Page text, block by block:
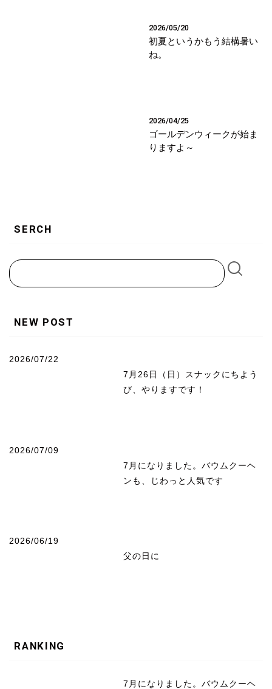
2026/05/20
初夏というかもう結構暑い
ね。
2026/04/25
ゴールデンウィークが始ま
りますよ～
SERCH
NEW POST
2026/07/22
7月26日（日）スナックにちよう
び、やりますです！
2026/07/09
7月になりました。バウムクーヘ
ンも、じわっと人気です
2026/06/19
父の日に
RANKING
7月になりました。バウムクーヘ